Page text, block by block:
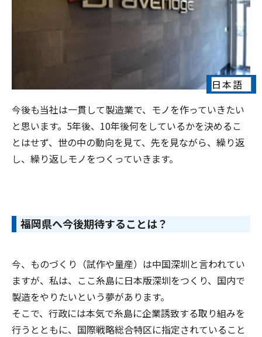
今後も当社は一貫して製造業で、モノを作っていきたい
と思います。5年後、10年後何をしているかを決めるこ
とはせず、世の中の動向を見て、先を見ながら、繰り返
し、繰り返しモノをつくっていきます。
福岡県へ今後期待することは？
今、ものづくり（試作や量産）は中国深圳と言われてい
ますが、私は、ここ糸島に日本版深圳をつくり、国内で
製造をやりたいという夢があります。
そこで、行政には本気で糸島に企業誘致する取り組みを
行うとともに、国際戦略総合特区に指定されていること